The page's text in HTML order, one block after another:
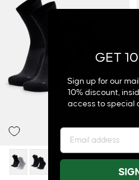
GET
Sign up for our
10% discount,
access to special